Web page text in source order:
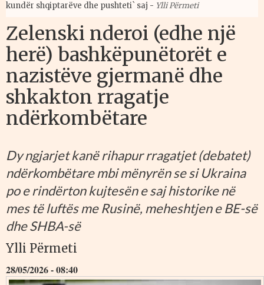
kundër shqiptarëve dhe pushteti` saj - Ylli Përmeti
Zelenski nderoi (edhe një
herë) bashkëpunëtorët e
nazistëve gjermanë dhe
shkakton rragatje
ndërkombëtare
Dy ngjarjet kanë rihapur rragatjet (debatet)
ndërkombëtare mbi mënyrën se si Ukraina
po e rindërton kujtesën e saj historike në
mes të luftës me Rusinë, meheshtjen e BE-së
dhe SHBA-së
Ylli Përmeti
28/05/2026 - 08:40